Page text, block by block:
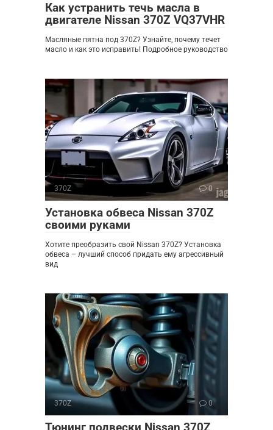
Как устранить течь масла в
двигателе Nissan 370Z VQ37VHR
Масляные пятна под 370Z? Узнайте, почему течет
масло и как это исправить! Подробное руководство
370Z 0
Установка обвеса Nissan 370Z
своими руками
Хотите преобразить свой Nissan 370Z? Установка
обвеса – лучший способ придать ему агрессивный
вид
370Z 0